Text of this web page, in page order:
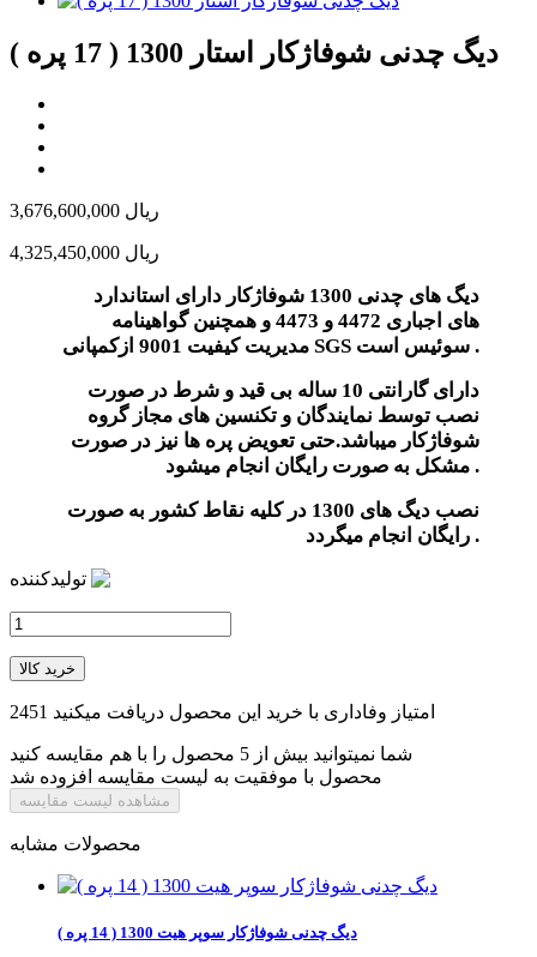
دیگ چدنی شوفاژکار استار 1300 ( 17 پره )
3,676,600,000 ریال
4,325,450,000 ریال
دیگ های چدنی 1300 شوفاژکار دارای استاندارد
های اجباری 4472 و 4473 و همچنین گواهینامه
SGS سوئیس است .
دارایگارانتی 10 ساله بی قید و شرط
در صورت
نصب توسط نمایندگان و تکنسین های مجاز گروه
شوفاژکار میباشد.حتی تعویض پره ها نیز در صورت
مشکل به صورت رایگان انجام میشود .
نصب دیگ های 1300 در کلیه نقاط کشور به صورت
رایگان انجام میگردد .
تولیدکننده
خرید کالا
2451 امتیاز وفاداری با خرید این محصول دریافت میکنید
شما نمیتوانید بیش از 5 محصول را با هم مقایسه کنید
محصول با موفقیت به لیست مقایسه افزوده شد
مشاهده لیست مقایسه
محصولات مشابه
دیگ چدنی شوفاژکار سوپر هیت 1300 ( 14 پره )